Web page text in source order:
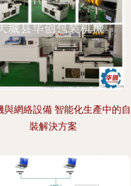
與網絡設備 智能化生產中的
裝解決方案